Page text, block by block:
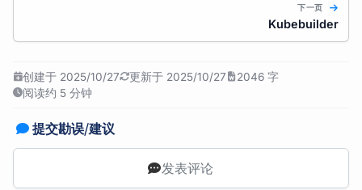
下一页
Kubebuilder
创建于 2025/10/27 更新于 2025/10/27
2046 字
阅读约 5 分钟
提交勘误/建议
发表评论